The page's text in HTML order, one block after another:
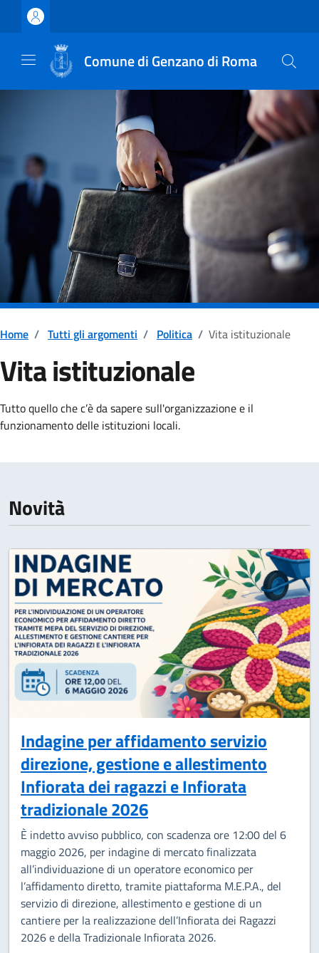
Vai ai contenuti
Vai al footer
Comune di Genzano di Roma
Home / Tutti gli argomenti / Politica / Vita istituzionale
Vita istituzionale
Dettagli della notizia
Tutto quello che c’è da sapere sull'organizzazione e il
funzionamento delle istituzioni locali.
Novità
Indagine per affidamento servizio
direzione, gestione e allestimento
Infiorata dei ragazzi e Infiorata
tradizionale 2026
È indetto avviso pubblico, con scadenza ore 12:00 del 6
maggio 2026, per indagine di mercato finalizzata
all’individuazione di un operatore economico per
l’affidamento diretto, tramite piattaforma M.E.P.A., del
servizio di direzione, allestimento e gestione di un
cantiere per la realizzazione dell’Infiorata dei Ragazzi
2026 e della Tradizionale Infiorata 2026.